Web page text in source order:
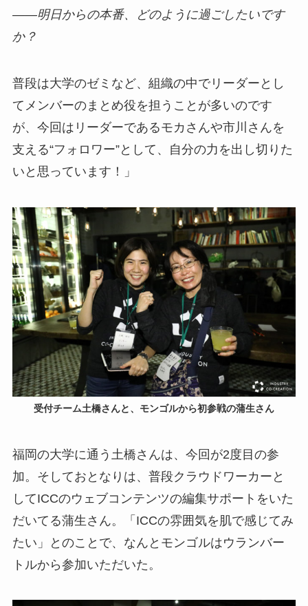
――明日からの本番、どのように過ごしたいです
か？
普段は大学のゼミなど、組織の中でリーダーとし
てメンバーのまとめ役を担うことが多いのです
が、今回はリーダーであるモカさんや市川さんを
支える“フォロワー”として、自分の力を出し切りた
いと思っています！」
受付チーム土橋さんと、モンゴルから初参戦の蒲生さん
福岡の大学に通う土橋さんは、今回が2度目の参
加。そしておとなりは、普段クラウドワーカーと
してICCのウェブコンテンツの編集サポートをいた
だいてる蒲生さん。「ICCの雰囲気を肌で感じてみ
たい」とのことで、なんとモンゴルはウランバー
トルから参加いただいた。